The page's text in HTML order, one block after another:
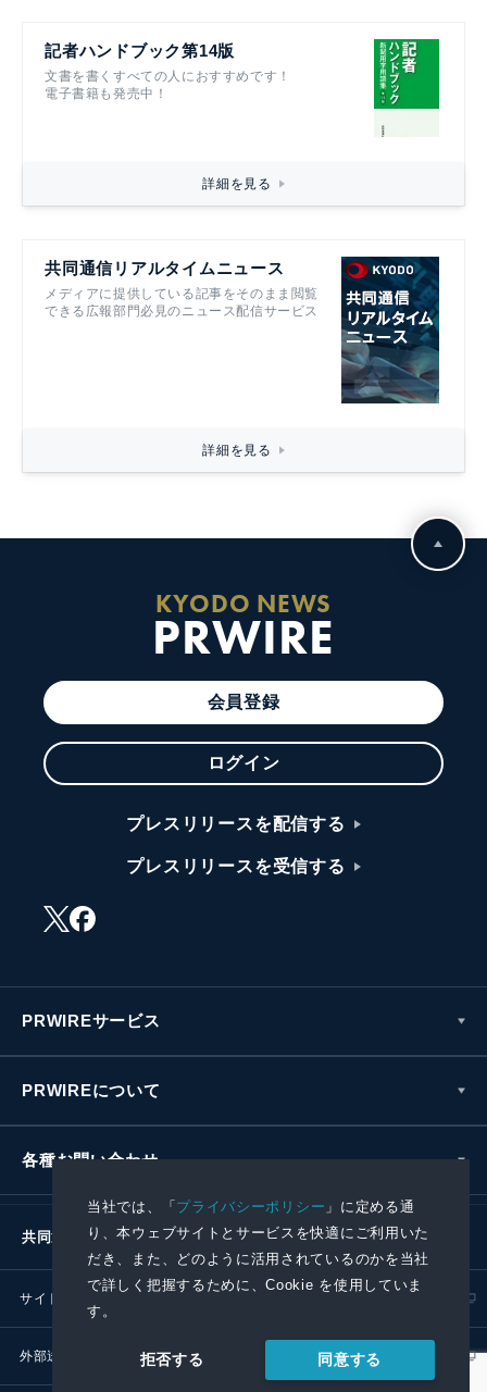
当社では、「プライバシーポリシー 」に定める通
り、本ウェブサイトとサービスを快適にご利用いた
だき、また、どのように活用されているのかを当社
で詳しく把握するために、Cookie を使用していま
す。
拒否する 同意する
記者ハンドブック第14版
文書を書くすべての人におすすめです！
電子書籍も発売中！
詳細を見る
共同通信リアルタイムニュース
メディアに提供している記事をそのまま閲覧
できる広報部門必見のニュース配信サービス
詳細を見る
KYODO NEWS
PRWIRE
会員登録
ログイン
プレスリリースを配信する
プレスリリースを受信する
PRWIREサービス
PRWIREについて
各種お問い合わせ
共同通信社グループ
サイトポリシー
外部送信ポリシー プレスリリース取扱基準